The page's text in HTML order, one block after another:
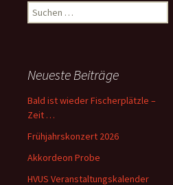
Suchen
nach:
Neueste Beiträge
Bald ist wieder Fischerplätzle –
Zeit …
Frühjahrskonzert 2026
Akkordeon Probe
HVUS Veranstaltungskalender